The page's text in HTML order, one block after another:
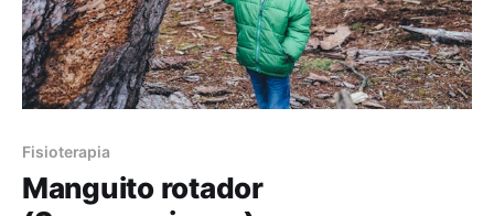
Fisioterapia
Manguito rotador